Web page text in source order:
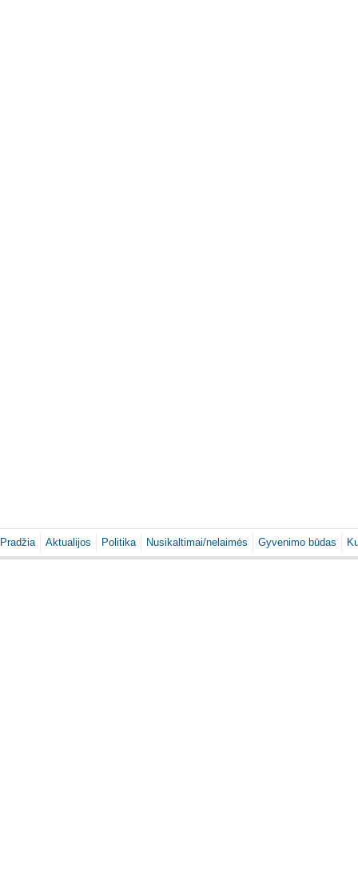
Pradžia Aktualijos Politika Nusikaltimai/nelaimės Gyvenimo būdas